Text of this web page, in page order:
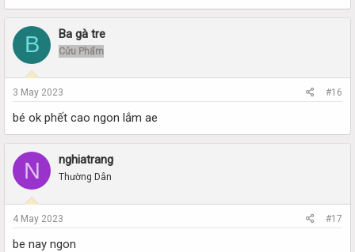
B Ba gà tre
Cửu Phẩm
3 May 2023 #16
bé ok phết cao ngon lắm ae
N nghiatrang
Thường Dân
4 May 2023 #17
be nay ngon